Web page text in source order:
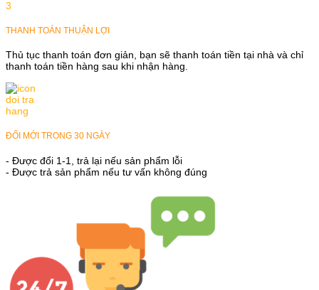
THANH TOÁN THUẬN LỢI
Thủ tục thanh toán đơn giản, bạn sẽ thanh toán tiền tại nhà và chỉ
thanh toán tiền hàng sau khi nhận hàng.
ĐỔI MỚI TRONG 30 NGÀY
- Được đổi 1-1, trả lại nếu sản phẩm lỗi
- Được trả sản phẩm nếu tư vấn không đúng